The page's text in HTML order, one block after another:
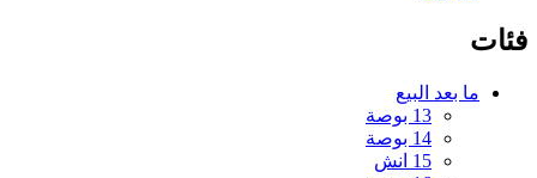
فئات
ما بعد البيع
13 بوصة
14 بوصة
15 انش